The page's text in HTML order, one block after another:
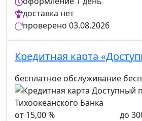
доставка нет
проверено 03.08.2026
Кредитная карта
бесплатное обслуживание
от 15,00 % до